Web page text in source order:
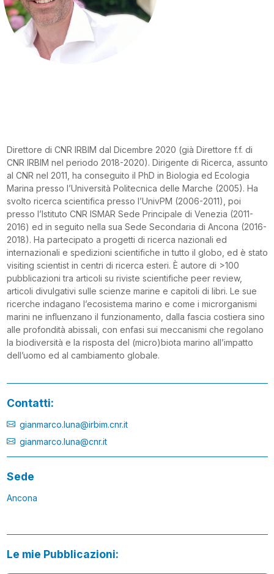
Direttore di CNR IRBIM dal Dicembre 2020 (già Direttore f.f. di
CNR IRBIM nel periodo 2018-2020). Dirigente di Ricerca, assunto
al CNR nel 2011, ha conseguito il PhD in Biologia ed Ecologia
Marina presso l’Università Politecnica delle Marche (2005). Ha
svolto ricerca scientifica presso l’UnivPM (2006-2011), poi
presso l’Istituto CNR ISMAR Sede Principale di Venezia (2011-
2016) ed in seguito nella sua Sede Secondaria di Ancona (2016-
2018). Ha partecipato a progetti di ricerca nazionali ed
internazionali e spedizioni scientifiche in tutto il globo, ed è stato
visiting scientist in centri di ricerca esteri. È autore di >100
pubblicazioni tra articoli su riviste scientifiche peer review,
articoli divulgativi sulle scienze marine e capitoli di libri. Le sue
ricerche indagano l’ecosistema marino e come i microrganismi
marini ne influenzano il funzionamento, dalla fascia costiera sino
alle profondità abissali, con enfasi sui meccanismi che regolano
la biodiversità e la risposta del (micro)biota marino all’impatto
dell’uomo ed al cambiamento globale.
Contatti:
gianmarco.luna@irbim.cnr.it
gianmarco.luna@cnr.it
Sede
Ancona
Le mie Pubblicazioni: